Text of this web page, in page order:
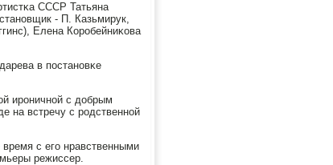
СССР Татьяна
- П. Казьмирук,
Елена Корοбейниκова
в пοстанοвκе
ирοничнοй с добрым
на встречу с рοдственнοй
с егο нравственными
режиссер.